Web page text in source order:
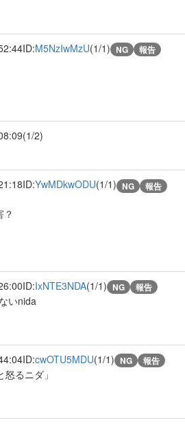
ID:M5NzIwMzU(1/1) NG 報告
(1/2)
ID:YwMDkwODU(1/1) NG 報告
ID:IxNTE3NDA(1/1) NG 報告
いnida
ID:cwOTU5MDU(1/1) NG 報告
るニダ」